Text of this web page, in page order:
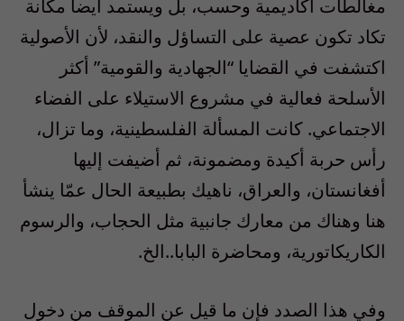
مغالطات أكاديمية وحسب، بل ويستمد أيضا مكانة
تكاد تكون عصية على التساؤل والنقد، لأن الأصولية
اكتشفت في القضايا “الجهادية والقومية” أكثر
الأسلحة فعالية في مشروع الاستيلاء على الفضاء
الاجتماعي. كانت المسألة الفلسطينية، وما تزال،
رأس حربة أكيدة ومضمونة، ثم أضيفت إليها
أفغانستان، والعراق، ناهيك بطبيعة الحال عمّا ينشأ
هنا وهناك من معارك جانبية مثل الحجاب، والرسوم
الكاريكاتورية، ومحاضرة البابا..الخ.
وفي هذا الصدد فإن ما قيل عن الموقف من دخول